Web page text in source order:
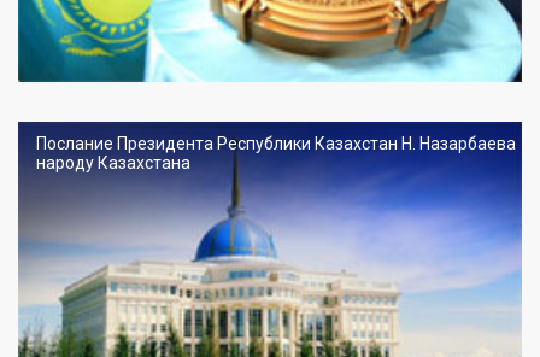
Послание Президента Республики Казахстан Н. Назарбаева
народу Казахстана